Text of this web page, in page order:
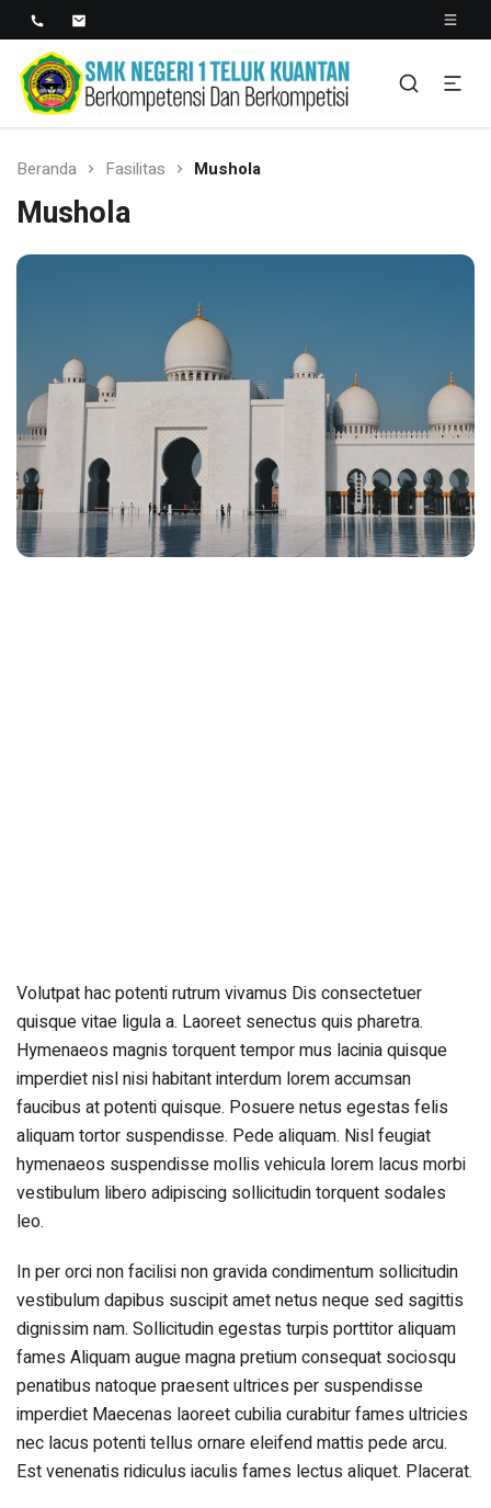
SMK NEGERI 1 TELUK
KUANTAN
Berkopetensi Dan Berkompetisi
Beranda Fasilitas Mushola
Mushola
Volutpat hac potenti rutrum vivamus Dis consectetuer
quisque vitae ligula a. Laoreet senectus quis pharetra.
Hymenaeos magnis torquent tempor mus lacinia quisque
imperdiet nisl nisi habitant interdum lorem accumsan
faucibus at potenti quisque. Posuere netus egestas felis
aliquam tortor suspendisse. Pede aliquam. Nisl feugiat
hymenaeos suspendisse mollis vehicula lorem lacus morbi
vestibulum libero adipiscing sollicitudin torquent sodales
leo.
In per orci non facilisi non gravida condimentum sollicitudin
vestibulum dapibus suscipit amet netus neque sed sagittis
dignissim nam. Sollicitudin egestas turpis porttitor aliquam
fames Aliquam augue magna pretium consequat sociosqu
penatibus natoque praesent ultrices per suspendisse
imperdiet Maecenas laoreet cubilia curabitur fames ultricies
nec lacus potenti tellus ornare eleifend mattis pede arcu.
Est venenatis ridiculus iaculis fames lectus aliquet. Placerat.